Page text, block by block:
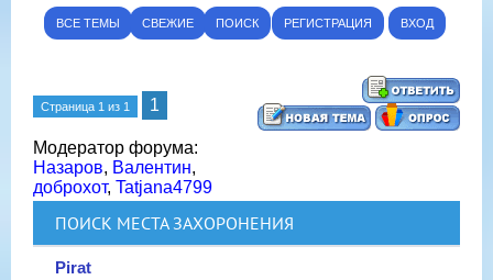
ВСЕ ТЕМЫ СВЕЖИЕ ПОИСК РЕГИСТРАЦИЯ ВХОД
Страница 1 из 1 1
Модератор форума:
Назаров, Валентин,
доброхот, Tatjana4799
ПОИСК МЕСТА ЗАХОРОНЕНИЯ
Pirat